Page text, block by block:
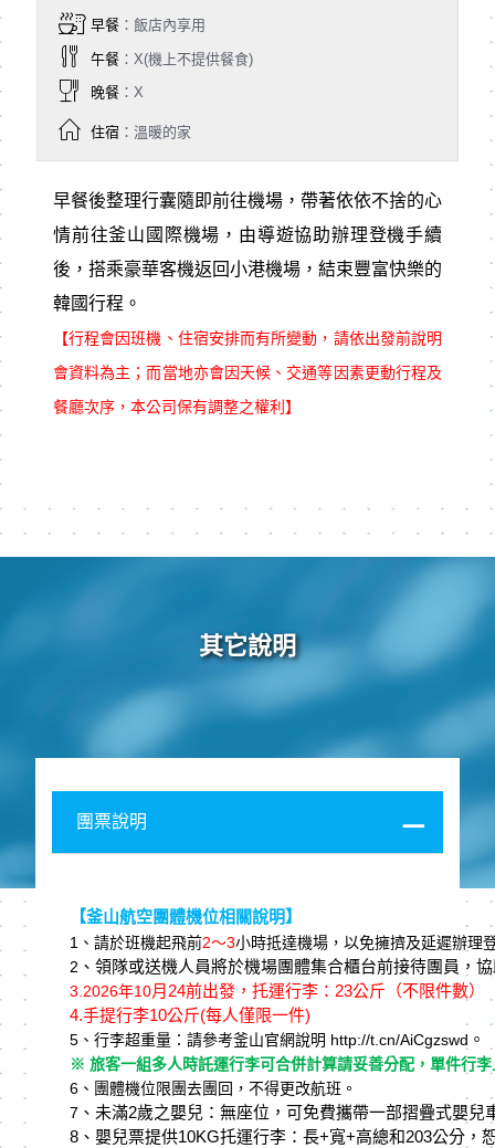
早餐：飯店內享用
午餐：X(機上不提供餐食)
晚餐：X
住宿：溫暖的家
早餐後整理行囊隨即前往機場，帶著依依不捨的心
情前往釜山國際機場，由導遊協助辦理登機手續
後，搭乘豪華客機返回小港機場，結束豐富快樂的
韓國行程。
【行程會因班機、住宿安排而有所變動，請依出發前說明
會資料為主；而當地亦會因天候、交通等因素更動行程及
餐廳次序，本公司保有調整之權利】
其它說明
團票說明
【釜山航空團體機位相關說明】
1、請於班機起⾶前2～3⼩時抵達機場，以免擁擠及延遲辦理
2 、領隊或送機⼈員將於機場團體集合櫃台前接待團員，
3.2026年10月24前出發，托運行李：23公斤（不限件數）
4.手提行李10公斤(每人僅限一件)
5、行李超重量：請參考釜⼭官網說明 http://t.cn/AiCgzswd 。
※ 旅客一組多⼈時託運行李可合併計算請妥善分配，單件行
6、團體機位限團去團回，不得更改航班。
7 、未滿2歲之嬰兒：無座位，可免費攜帶⼀部摺疊式嬰兒
8、嬰兒票提供10KG托運行李：⻑+寬+⾼總和203公分，